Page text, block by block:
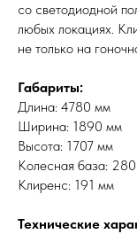
со светодиодной
любых локациях.
не только на
Габариты:
Длина: 4780 мм
Ширина: 1890 мм
Высота: 1707 мм
Колесная база:
Клиренс: 191 мм
Технические